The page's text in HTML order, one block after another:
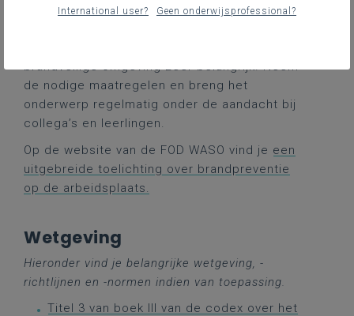
jouw zorgen zijn toevertrouwd, voor
brandveilige omgeving zeer belangrijk. Neem
de nodige maatregelen en breng het
onderwerp regelmatig onder de aandacht bij
collega’s en leerlingen.
Op de website van de FOD WASO vind je een
uitgebreide toelichting over brandpreventie
op de arbeidsplaats.
Wetgeving
Hieronder vind je belangrijke wetgeving, -
richtlijnen en -normen indien van toepassing.
Titel 3 van boek III van de codex over het
International user? Geen onderwijsprofessional?